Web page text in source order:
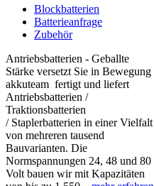
Blockbatterien
Batterieanfrage
Zubehör
Antriebsbatterien - Geballte
Stärke versetzt Sie in Bewegung
akkuteam fertigt und liefert
Antriebsbatterien /
Traktionsbatterien
/ Staplerbatterien in einer Vielfalt
von mehreren tausend
Bauvarianten. Die
Normspannungen 24, 48 und 80
Volt bauen wir mit Kapazitäten